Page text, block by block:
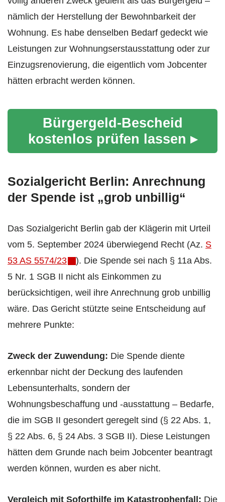
nämlich der Herstellung der Bewohnbarkeit der
Wohnung. Es habe denselben Bedarf gedeckt wie
Leistungen zur Wohnungserstausstattung oder zur
Einzugsrenovierung, die eigentlich vom Jobcenter
hätten erbracht werden können.
Bürgergeld-Bescheid
kostenlos prüfen lassen ▸
Sozialgericht Berlin: Anrechnung
der Spende ist „grob unbillig“
Das Sozialgericht Berlin gab der Klägerin mit Urteil
vom 5. September 2024 überwiegend Recht (Az. S
53 AS 5574/23
). Die Spende sei nach § 11a Abs.
5 Nr. 1 SGB II nicht als Einkommen zu
berücksichtigen, weil ihre Anrechnung grob unbillig
wäre. Das Gericht stützte seine Entscheidung auf
mehrere Punkte:
Zweck der Zuwendung: Die Spende diente
erkennbar nicht der Deckung des laufenden
Lebensunterhalts, sondern der
Wohnungsbeschaffung und -ausstattung – Bedarfe,
die im SGB II gesondert geregelt sind (§ 22 Abs. 1,
§ 22 Abs. 6, § 24 Abs. 3 SGB II). Diese Leistungen
hätten dem Grunde nach beim Jobcenter beantragt
werden können, wurden es aber nicht.
Vergleich mit Soforthilfe im Katastrophenfall: Die